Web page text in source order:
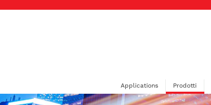
Applications Prodotti